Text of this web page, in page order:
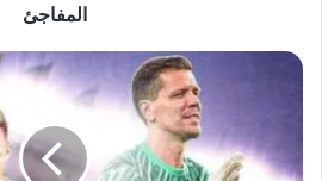
ب
المفاجئ
ب